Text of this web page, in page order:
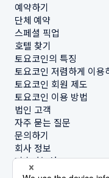
예약하기
단체 예약
스페셜 픽업
호텔 찾기
토요코인의 특징
토요코인 저렴하게 이용
토요코인 회원 제도
토요코인 이용 방법
법인 고객
자주 묻는 질문
문의하기
회사 정보
지속가능성